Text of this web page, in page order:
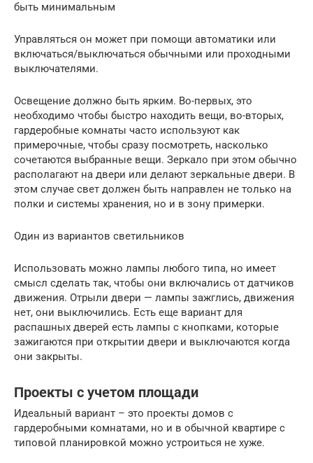
быть минимальным
Управляться он может при помощи автоматики или
включаться/выключаться обычными или проходными
выключателями.
Освещение должно быть ярким. Во-первых, это
необходимо чтобы быстро находить вещи, во-вторых,
гардеробные комнаты часто используют как
примерочные, чтобы сразу посмотреть, насколько
сочетаются выбранные вещи. Зеркало при этом обычно
располагают на двери или делают зеркальные двери. В
этом случае свет должен быть направлен не только на
полки и системы хранения, но и в зону примерки.
Один из вариантов светильников
Использовать можно лампы любого типа, но имеет
смысл сделать так, чтобы они включались от датчиков
движения. Отрыли двери — лампы зажглись, движения
нет, они выключились. Есть еще вариант для
распашных дверей есть лампы с кнопками, которые
зажигаются при открытии двери и выключаются когда
они закрыты.
Проекты с учетом площади
Идеальный вариант – это проекты домов с
гардеробными комнатами, но и в обычной квартире с
типовой планировкой можно устроиться не хуже.